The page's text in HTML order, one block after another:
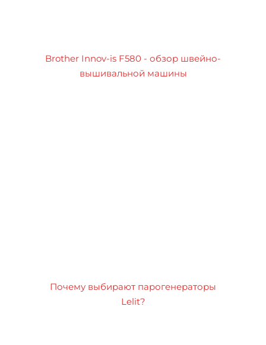
Brother Innov-is F580 - обзор швейно-
вышивальной машины
Почему выбирают парогенераторы
Lelit?